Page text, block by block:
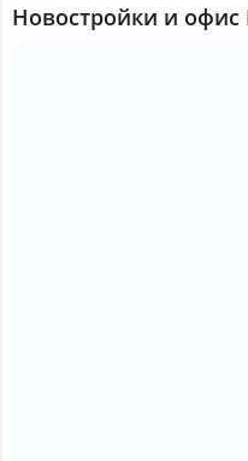
Новостройки и